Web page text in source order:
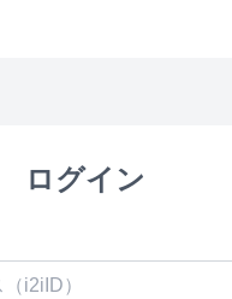
ログイン